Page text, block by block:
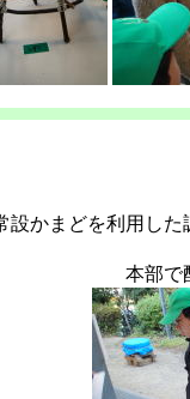
設かまどを利用し
本部で